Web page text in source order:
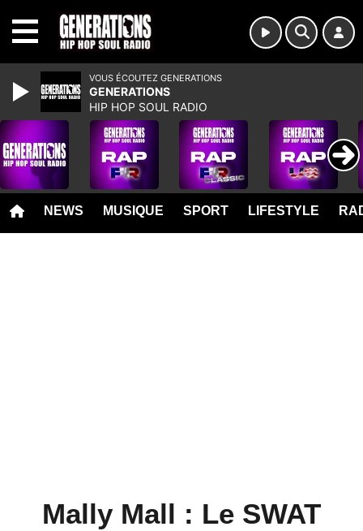
NEWS MUSIQUE SPORT LIFESTYLE
Mally Mall : Le SWAT
VOUS ÉCOUTEZ GENERATIONS
GENERATIONS
HIP HOP SOUL RADIO